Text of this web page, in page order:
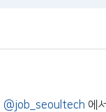
@job_seoultech 에